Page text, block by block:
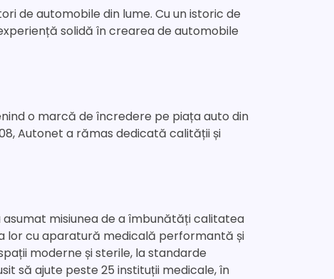
de automobile din lume. Cu un istoric de
solidă în crearea de automobile
o marcă de încredere pe piața auto din
Autonet a rămas dedicată calității și
asumat misiunea de a îmbunătăți calitatea
lor cu aparatură medicală performantă și
moderne și sterile, la standarde
să ajute peste 25 instituții medicale, în